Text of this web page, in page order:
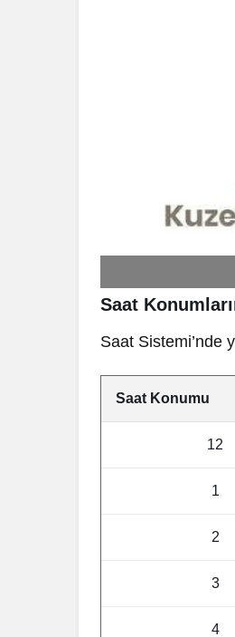
Saat
Saat Sistemi’nde
Saat Konumu
12
1
2
3
4